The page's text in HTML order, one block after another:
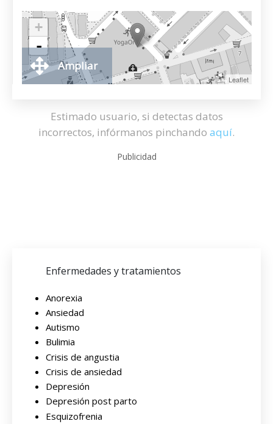
+
-
Leaflet
Ampliar
Estimado usuario, si detectas datos
incorrectos, infórmanos pinchando aquí.
Publicidad
Enfermedades y tratamientos
Anorexia
Ansiedad
Autismo
Bulimia
Crisis de angustia
Crisis de ansiedad
Depresión
Depresión post parto
Esquizofrenia